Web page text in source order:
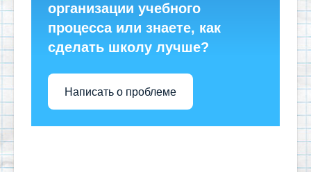
организации учебного
процесса или знаете, как
сделать школу лучше?
Написать о проблеме